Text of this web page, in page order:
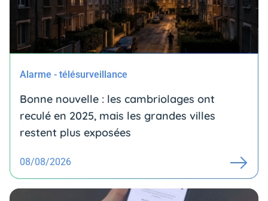
Alarme - télésurveillance
Bonne nouvelle : les cambriolages ont
reculé en 2025, mais les grandes villes
restent plus exposées
08/08/2026